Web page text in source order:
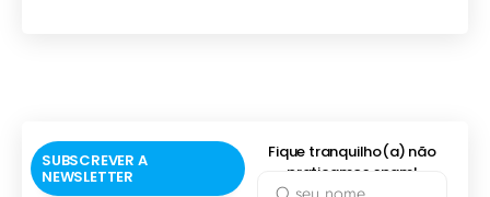
SUBSCREVER A
NEWSLETTER
Fique tranquilho(a) não
praticamos spam!